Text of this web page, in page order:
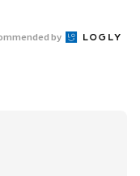
by